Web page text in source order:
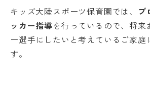
キッズ大陸スポーツ保育園では、 プ
ッカー指導を行っているので、将来
ー選手にしたいと考えているご家庭
す。